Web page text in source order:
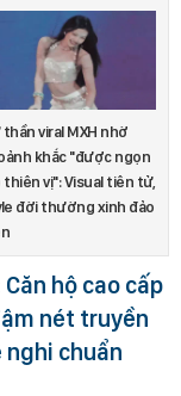
thần viral MXH nhờ
khắc "được ngọn
thiên vị": Visual tiên tử,
đời thường xinh đảo
hộ cao cấp
nét truyền
chuẩn